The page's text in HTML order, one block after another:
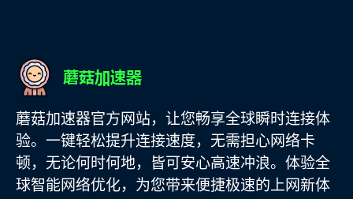
蘑菇加速器官方网站，让您畅享全球瞬时连接体
验。一键轻松提升连接速度，无需担心网络卡
顿，无论何时何地，皆可安心高速冲浪。体验全
球智能网络优化，为您带来便捷极速的上网新体